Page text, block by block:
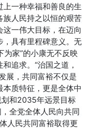
一种幸福和善良的生
族人民持之以恒的艰苦
一伟大目标，在迈向
，具有里程碑意义。无
为家”的小康无不反映
追求。“治国之道，
展，共同富裕不仅是
质特征，更是全体中
划和2035年远景目标
全党全体人民向共同
人民共同富裕取得更